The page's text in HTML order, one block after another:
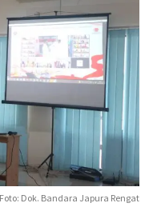
Dok. Bandara Japura Rengat